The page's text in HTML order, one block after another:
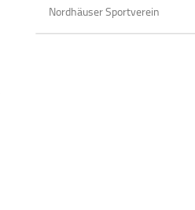
Nordhäuser Sportverein